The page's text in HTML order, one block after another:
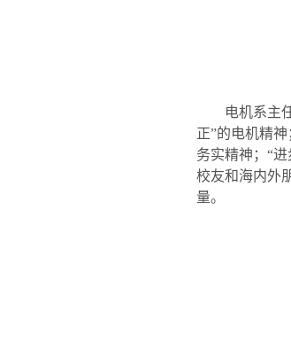
电机系主任
正”的电机精
务实精神；“
校友和海内外
量。